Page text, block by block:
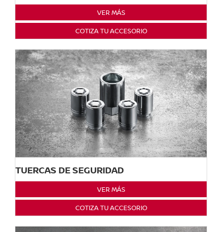
VER MÁS
COTIZA TU ACCESORIO
TUERCAS DE SEGURIDAD
VER MÁS
COTIZA TU ACCESORIO